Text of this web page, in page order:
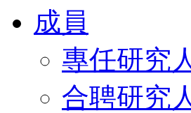
成員
專任研究
合聘研究